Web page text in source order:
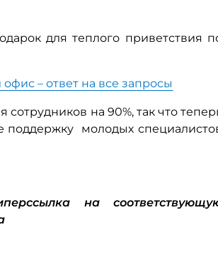
для теплого приветствия
– ответ на все запросы
на 90%, так что
поддержку молодых
на